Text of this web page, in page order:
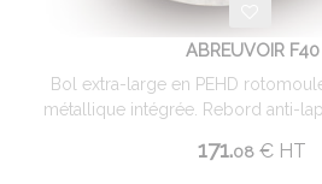
ABREUVOIR F40
Bol extra-large en PEHD
métallique intégrée. Rebord anti-
171.08 € HT